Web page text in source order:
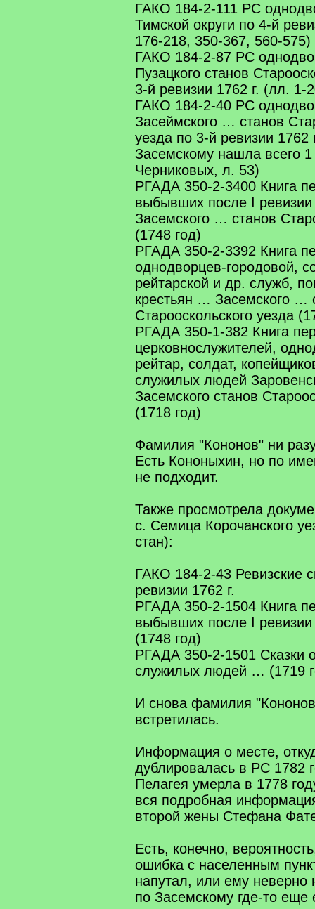
ГАКО 184-2-111 РС
Тимской округи по 4-й
176-218, 350-367, 560-575)
ГАКО 184-2-87 РС
Пузацкого станов
3-й ревизии 1762 г. (лл. 1-
ГАКО 184-2-40 РС
Засеймского … станов
уезда по 3-й ревизии 1762
Засемскому нашла всего 1
Черниковых, л. 53)
РГАДА 350-2-3400 Книга
выбывших после I
Засемского … станов
(1748 год)
РГАДА 350-2-3392 Книга
однодворцев-городовой,
рейтарской и др. служб,
крестьян … Засемского …
Старооскольского уезда
РГАДА 350-1-382 Книга
церковнослужителей,
рейтар, солдат,
служилых людей
Засемского станов
(1718 год)
Фамилия "Кононов" ни
Есть Кононыхин, но по
не подходит.
Также просмотрела
с. Семица Корочанского
стан):
ГАКО 184-2-43 Ревизские
ревизии 1762 г.
РГАДА 350-2-1504 Книга
выбывших после I
(1748 год)
РГАДА 350-2-1501 Сказки
служилых людей … (1719
И снова фамилия
встретилась.
Информация о месте,
дублировалась в РС 1782
Пелагея умерла в 1778
вся подробная
второй жены Стефана
Есть, конечно,
ошибка с населенным
напутал, или ему неверно
по Засемскому где-то еще